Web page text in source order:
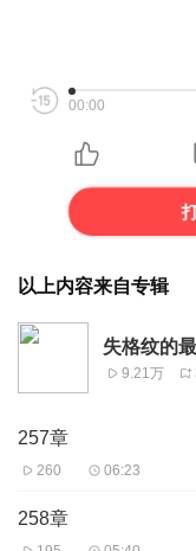
00:00
以上内容来自专辑
失格纹的
9.21万
257章
260 06:23
258章